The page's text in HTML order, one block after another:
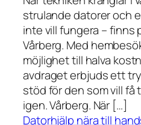
strulande datorer och
inte vill fungera – finns
Vårberg. Med
möjlighet till halva
avdraget erbjuds ett
stöd för den som vill
igen. Vårberg. När […]
Datorhjälp nära till